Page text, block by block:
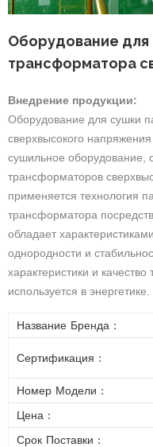
Оборудование
трансформатора
Внедрение продукции:
Оборудование для сушки
сверхвысокого
сушильное оборудование,
трансформаторов
применяется технология
трансформатора
обладает
однородности и
характеристики и
используется в энергетике.
Название Бренда :
Сертификация :
Номер Модели :
Цена :
Срок Поставки :